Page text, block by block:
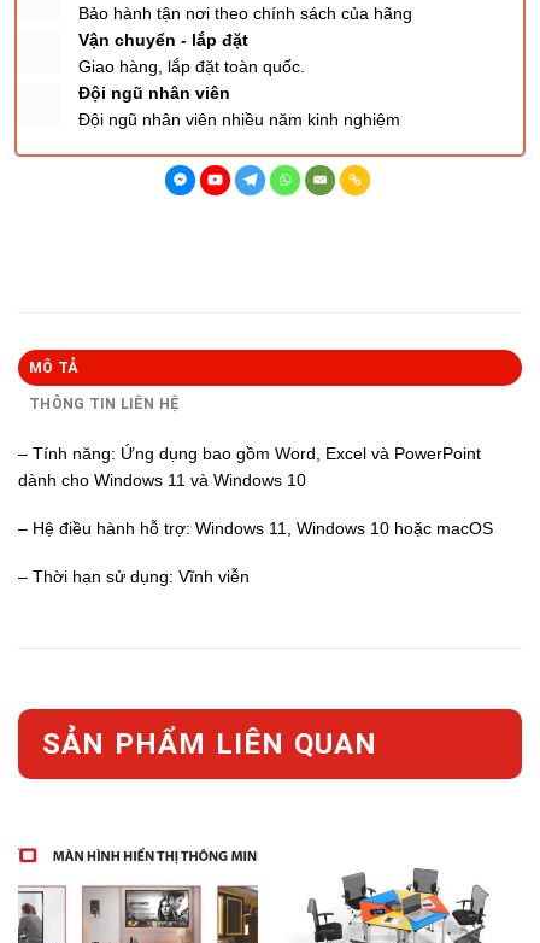
Bảo hành tận nơi theo chính sách của hãng
Vận chuyển - lắp đặt
Giao hàng, lắp đặt toàn quốc.
Đội ngũ nhân viên
Đội ngũ nhân viên nhiều năm kinh nghiệm
MÔ TẢ
THÔNG TIN LIÊN HỆ
– Tính năng: Ứng dụng bao gồm Word, Excel và PowerPoint
dành cho Windows 11 và Windows 10
– Hệ điều hành hỗ trợ: Windows 11, Windows 10 hoặc macOS
– Thời hạn sử dụng: Vĩnh viễn
SẢN PHẨM LIÊN QUAN